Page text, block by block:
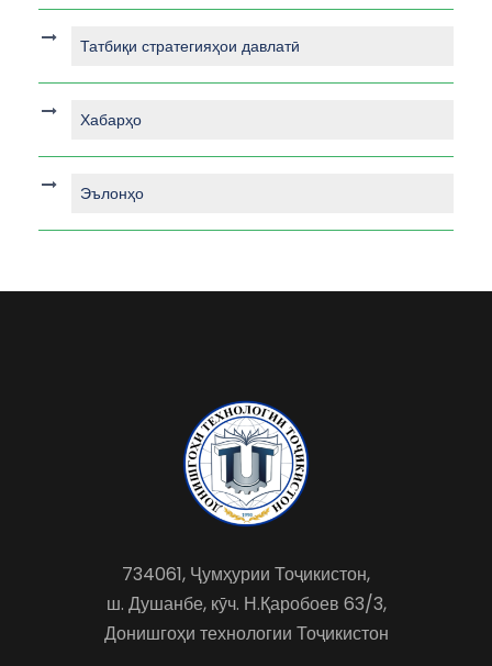
Татбиқи стратегияҳои давлатӣ
Хабарҳо
Эълонҳо
734061, Ҷумҳурии Тоҷикистон,
ш. Душанбе, кӯч. Н.Қаробоев 63/3,
Донишгоҳи технологии Тоҷикистон